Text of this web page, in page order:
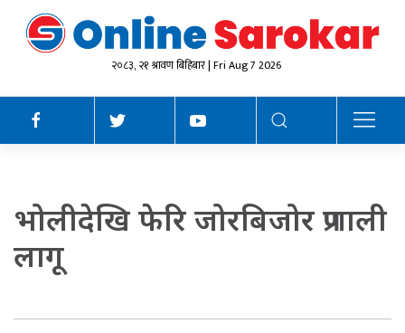
२०८३, २१ श्रावण बिहिबार | Fri Aug 7 2026
भोलीदेखि फेरि जोरबिजोर प्रणाली
लागू